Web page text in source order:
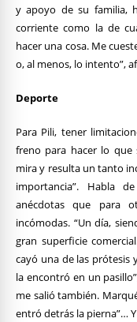
y apoyo de su familia,
corriente como la de
hacer una cosa. Me
o, al menos, lo intento”,
Deporte
Para Pili, tener
freno para hacer lo que
mira y resulta un tanto
importancia”. Habla
anécdotas que para
incómodas. “Un día,
gran superficie
cayó una de las prótesis
la encontró en un
me salió también.
entró detrás la pierna”…